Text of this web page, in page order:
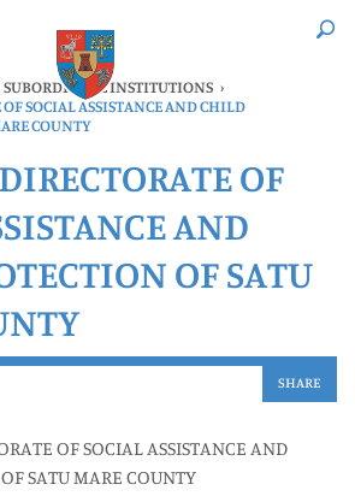
SUBORDINATE INSTITUTIONS ›
SOCIAL ASSISTANCE AND CHILD
COUNTY
OF
AND
OF SATU
SHARE